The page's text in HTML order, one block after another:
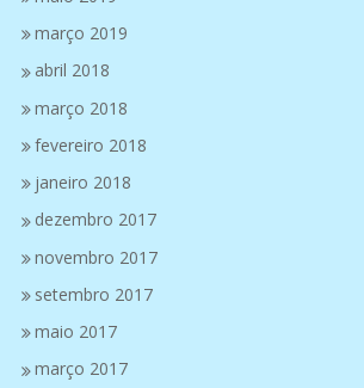
março 2019
abril 2018
março 2018
fevereiro 2018
janeiro 2018
dezembro 2017
novembro 2017
setembro 2017
maio 2017
março 2017